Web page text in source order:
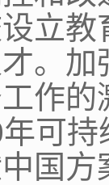
立
。
作
可
国方